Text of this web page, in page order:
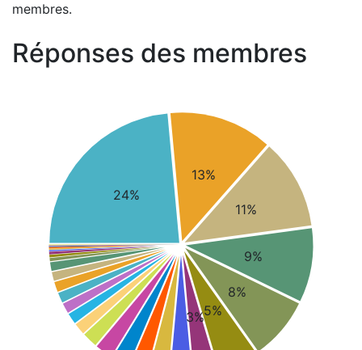
membres.
Réponses des membres
24%
13%
11%
9%
8%
5%
3%